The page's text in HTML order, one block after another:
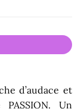
d’audace et
Un